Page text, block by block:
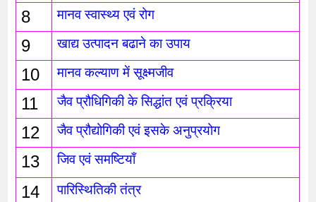
8 मानव स्वास्थ्य एवं रोग
9 खाद्य उत्पादन बढाने का उपाय
10 मानव कल्याण में सूक्ष्मजीव
11 जैव प्रौधिगिकी के सिद्धांत एवं प्रक्रिया
12 जैव प्रौद्योगिकी एवं इसके अनुप्रयोग
13 जिव एवं समष्टियाँ
14 पारिस्थितिकी तंत्र